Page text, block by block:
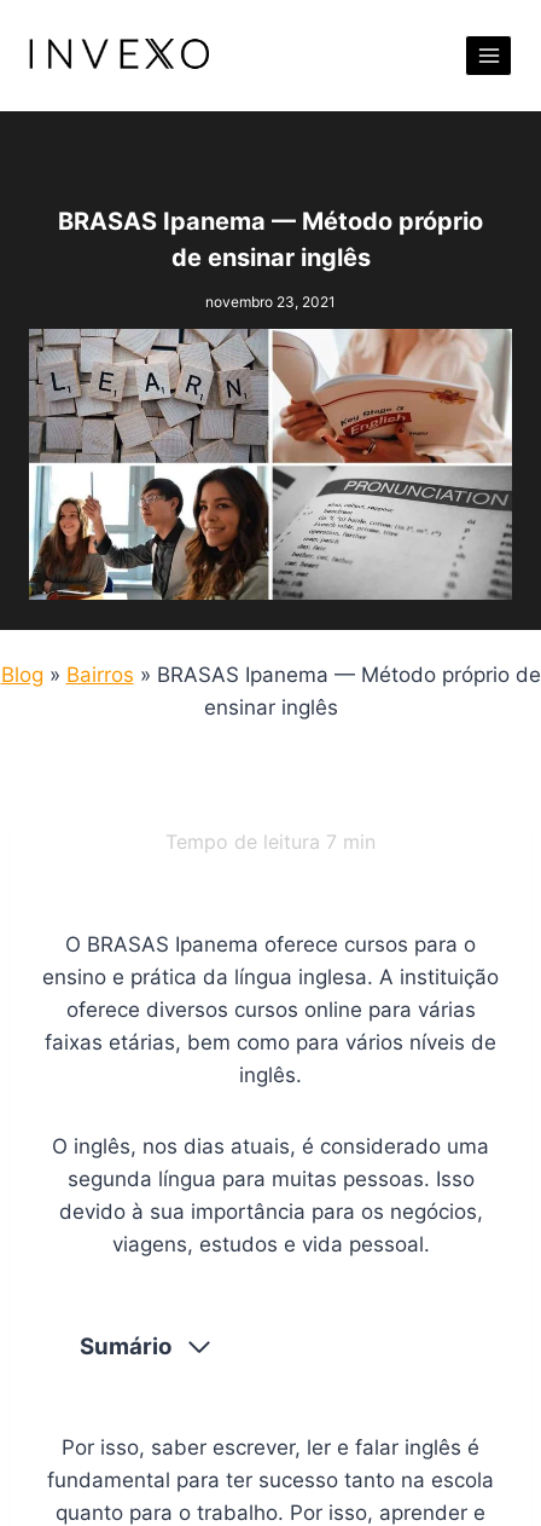
para
Conteúdo
BRASAS Ipanema — Método próprio
de ensinar inglês
novembro 23, 2021
Blog » Bairros » BRASAS Ipanema — Método próprio de
ensinar inglês
Tempo de leitura 7 min
O BRASAS Ipanema oferece cursos para o
ensino e prática da língua inglesa. A instituição
oferece diversos cursos online para várias
faixas etárias, bem como para vários níveis de
inglês.
O inglês, nos dias atuais, é considerado uma
segunda língua para muitas pessoas. Isso
devido à sua importância para os negócios,
viagens, estudos e vida pessoal.
Sumário
Por isso, saber escrever, ler e falar inglês é
fundamental para ter sucesso tanto na escola
quanto para o trabalho. Por isso, aprender e